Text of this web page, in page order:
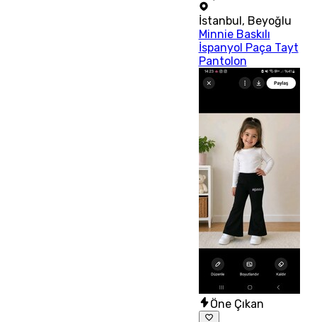
İstanbul, Beyoğlu
Minnie Baskılı
İspanyol Paça Tayt
Pantolon
Öne Çıkan